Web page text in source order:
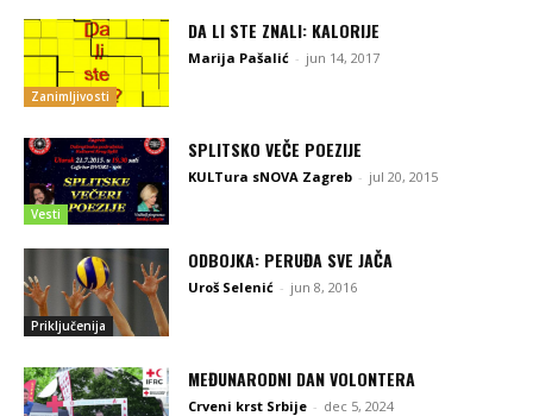
Zanimljivosti
DA LI STE ZNALI: KALORIJE
Marija Pašalić - jun 14, 2017
Vesti
SPLITSKO VEČE POEZIJE
KULTura sNOVA Zagreb - jul 20, 2015
Priključenija
ODBOJKA: PERUĐA SVE JAČA
Uroš Selenić - jun 8, 2016
MEĐUNARODNI DAN VOLONTERA
Crveni krst Srbije - dec 5, 2024